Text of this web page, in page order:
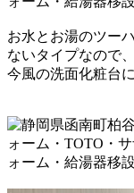
お水とお湯のツー
ないタイプなので、
今風の洗面化粧台